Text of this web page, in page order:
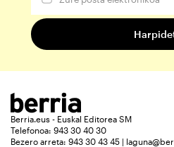
Berria.eus - Euskal Editorea SM
Telefonoa: 943 30 40 30
Bezero arreta: 943 30 43 45 |